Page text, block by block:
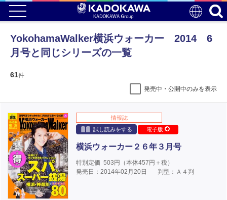
YokohamaWalker横浜ウォーカー 2014 6
月号と同じシリーズの一覧
61件
発売中・公開中のみを表示
情報誌
試し読みをする
電子版
横浜ウォーカー２６年３月号
特別定価 503円（本体457円＋税）
発売日：2014年02月20日
判型：Ａ４判